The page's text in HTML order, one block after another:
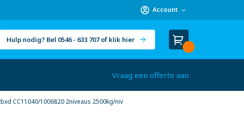
Account
Hulp nodig? Bel 0546 - 633 707 of klik hier
Winkelwagen
Cart
Vraag een offerte aan
CC11040/1006820 2niveaus 2500kg/niv